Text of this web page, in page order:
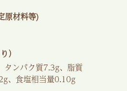
原材料等)
）
ンパク質7.3g、脂質
、食塩相当量0.10g